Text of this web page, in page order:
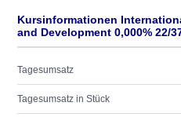
Kursinformationen
and Development 0,000% 22/
Tagesumsatz
Tagesumsatz in Stück